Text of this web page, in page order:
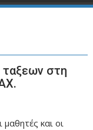
ταξεων στη
μαθητές και οι